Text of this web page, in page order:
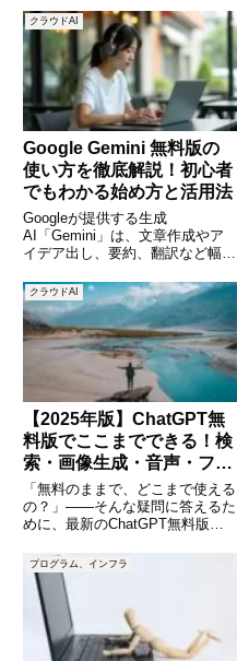
クラウドAI
Google Gemini 無料版の
使い方を徹底解説！初心者
でもわかる始め方と活用法
Googleが提供する生成
AI「Gemini」は、文章作成やア
イデア出し、要約、翻訳など幅広
です。特に無料版は、登録さえす
れば誰でも気軽に使えるため、
「AIを使ってみたいけど難しそ
う」と思っている方にもおすすめ
クラウドAI
【2025年版】ChatGPT無
料版でここまでできる！検
索・画像生成・音声・ファ
イル活用まで完全ガイド
「無料のままで、どこまで使える
の？」——そんな疑問に答えるた
めに、最新のChatGPT無料版
上手な使いこなし方を一気にまと
めました。2025年9月現在、無料
ユーザーでもGPT-5が既定で使
え、Web検索や画
プログラム、インフラ